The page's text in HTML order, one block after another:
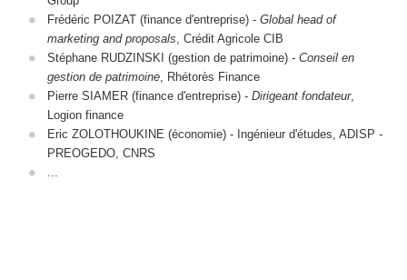
Frédéric POIZAT (finance d'entreprise) - Global head of
marketing and proposals, Crédit Agricole CIB
Stéphane RUDZINSKI (gestion de patrimoine) - Conseil en
gestion de patrimoine, Rhétorès Finance
Pierre SIAMER (finance d'entreprise) - Dirigeant fondateur,
Logion finance
Eric ZOLOTHOUKINE (économie) - Ingénieur d'études, ADISP -
PREOGEDO, CNRS
...